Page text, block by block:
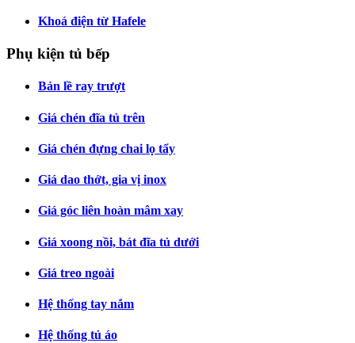
Khoá điện từ Hafele
Phụ kiện tủ bếp
Bản lề ray trượt
Giá chén đĩa tủ trên
Giá chén đựng chai lọ tẩy
Giá dao thớt, gia vị inox
Giá góc liên hoàn mâm xay
Giá xoong nồi, bát đĩa tủ dưới
Giá treo ngoài
Hệ thống tay nắm
Hệ thống tủ áo